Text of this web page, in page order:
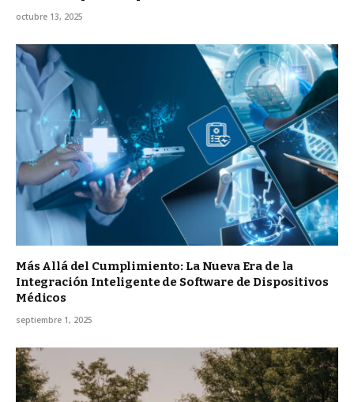
octubre 13, 2025
Más Allá del Cumplimiento: La Nueva Era de la
Integración Inteligente de Software de Dispositivos
Médicos
septiembre 1, 2025